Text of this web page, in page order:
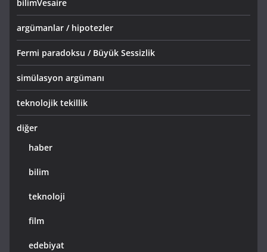
bilimVesaire
argümanlar / hipotezler
Fermi paradoksu / Büyük Sessizlik
simülasyon argümanı
teknolojik tekillik
diğer
haber
bilim
teknoloji
film
edebiyat